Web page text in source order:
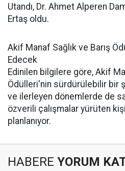
Utandı, Dr. Ahmet Alperen
Ertaş oldu.
Akif Manaf Sağlık ve Barış
Edecek
Edinilen bilgilere göre, Akif
Ödülleri'nin sürdürülebilir bir
ve ilerleyen dönemlerde de
özverili çalışmalar yürüten
planlanıyor.
HABERE YORUM